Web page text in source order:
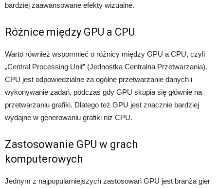
bardziej zaawansowane efekty wizualne.
Różnice między GPU a CPU
Warto również wspomnieć o różnicy między GPU a CPU, czyli
„Central Processing Unit” (Jednostka Centralna Przetwarzania).
CPU jest odpowiedzialne za ogólne przetwarzanie danych i
wykonywanie zadań, podczas gdy GPU skupia się głównie na
przetwarzaniu grafiki. Dlatego też GPU jest znacznie bardziej
wydajne w generowaniu grafiki niż CPU.
Zastosowanie GPU w grach
komputerowych
Jednym z najpopularniejszych zastosowań GPU jest branża gier